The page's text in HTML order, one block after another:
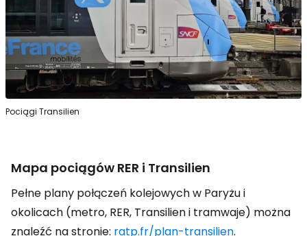
Pociągi Transilien
Mapa pociągów RER i Transilien
Pełne plany połączeń kolejowych w Paryżu i
okolicach (metro, RER, Transilien i tramwaje) można
znaleźć na stronie: ratp.fr/plan-transilien.